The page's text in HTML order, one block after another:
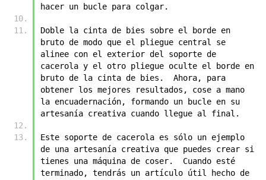
hacer un bucle para colgar.
Doble la cinta de bies sobre el borde en
bruto de modo que el pliegue central se
alinee con el exterior del soporte de
cacerola y el otro pliegue oculte el borde en
bruto de la cinta de bies.  Ahora, para
obtener los mejores resultados, cose a mano
la encuadernación, formando un bucle en su
artesanía creativa cuando llegue al final.
Este soporte de cacerola es sólo un ejemplo
de una artesanía creativa que puedes crear si
tienes una máquina de coser.  Cuando esté
terminado, tendrás un artículo útil hecho de